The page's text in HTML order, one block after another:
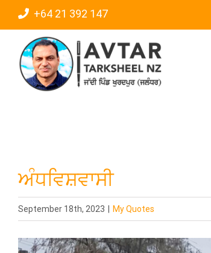
to
content
+64 21 392 147
ਅੰਧਵਿਸ਼ਵਾਸੀ
September 18th, 2023 | My Quotes
View